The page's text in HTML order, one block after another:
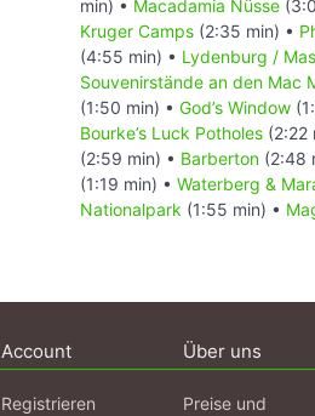
min) • Macadamia Nüsse
Kruger Camps (2:35 min) •
(4:55 min) • Lydenburg /
Souvenirstände an den Mac
(1:50 min) • God’s Window
Bourke’s Luck Potholes (2:22
(2:59 min) • Barberton (2:48
(1:19 min) • Waterberg &
Nationalpark (1:55 min) •
Account
Registrieren
Über uns
Preise und